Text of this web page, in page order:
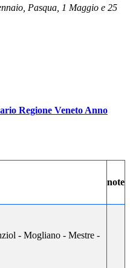
Pasqua, 1 Maggio e 25
Regione Veneto Anno
note
- Mogliano - Mestre -